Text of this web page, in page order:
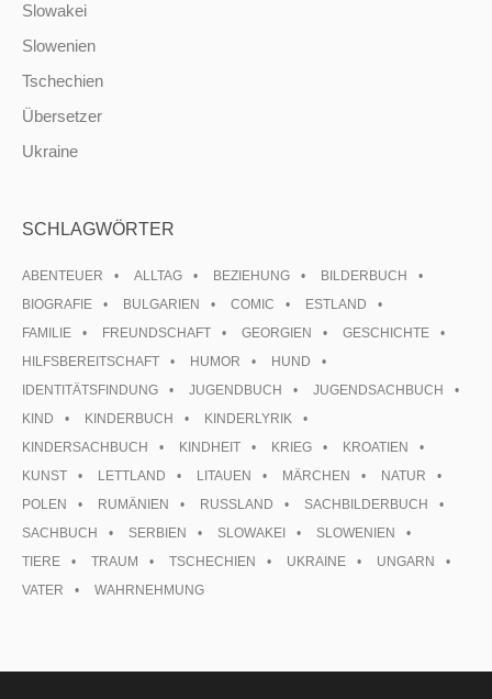
Slowakei
Slowenien
Tschechien
Übersetzer
Ukraine
SCHLAGWÖRTER
ABENTEUER ALLTAG BEZIEHUNG
BILDERBUCH
BIOGRAFIE
BULGARIEN COMIC
ESTLAND
FAMILIE
FREUNDSCHAFT GEORGIEN
GESCHICHTE
HILFSBEREITSCHAFT
HUMOR
HUND
IDENTITÄTSFINDUNG
JUGENDBUCH
JUGENDSACHBUCH
KIND
KINDERBUCH
KINDERLYRIK
KINDERSACHBUCH
KINDHEIT KRIEG
KROATIEN
KUNST
LETTLAND LITAUEN MÄRCHEN
NATUR
POLEN
RUMÄNIEN RUSSLAND
SACHBILDERBUCH
SACHBUCH
SERBIEN SLOWAKEI
SLOWENIEN
TIERE
TRAUM TSCHECHIEN UKRAINE
UNGARN
VATER
WAHRNEHMUNG